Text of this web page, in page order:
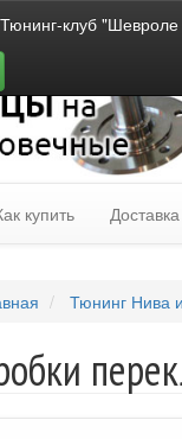
Тюнинг-клуб
купить Доставка
Тюнинг Нива